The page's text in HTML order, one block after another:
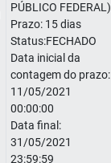
PÚBLICO FEDERAL)
Prazo: 15 dias
Status:FECHADO
Data inicial da
contagem do prazo:
11/05/2021
00:00:00
Data final:
31/05/2021
23:59:59